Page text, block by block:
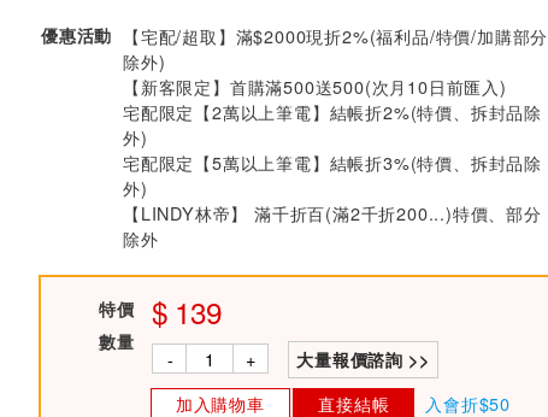
優惠活動
【宅配/超取】滿$2000現折2%(福利品/特價/加購部分
除外)
【新客限定】首購滿500送500(次月10日前匯入)
宅配限定【2萬以上筆電】結帳折2%(特價、拆封品除
外)
宅配限定【5萬以上筆電】結帳折3%(特價、拆封品除
外)
【LINDY林帝】 滿千折百(滿2千折200...)特價、部分
除外
特價 139
數量
- + 大量報價諮詢 >>
加入購物車 直接結帳 入會折$50